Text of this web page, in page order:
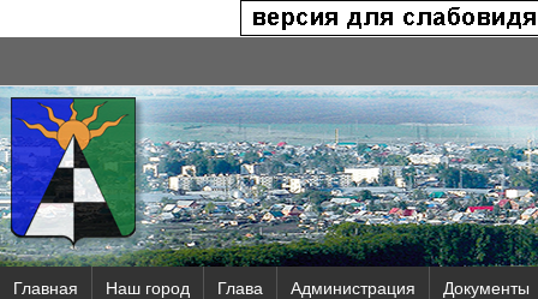
Главная Наш город Глава Администрация Документы